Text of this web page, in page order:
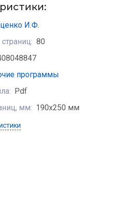
И.Ф.
80
программы
Pdf
мм: 190х250 мм